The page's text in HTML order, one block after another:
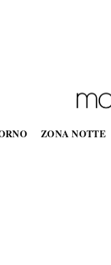
ZONA NOTTE